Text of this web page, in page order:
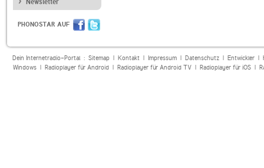
Newsletter
PHONOSTAR AUF
Dein Internetradio-Portal : Sitemap| Kontakt| Impressum| Datenschutz| Entwickler|
Windows| Radioplayer für Android| Radioplayer für Android TV| Radioplayer für iOS|